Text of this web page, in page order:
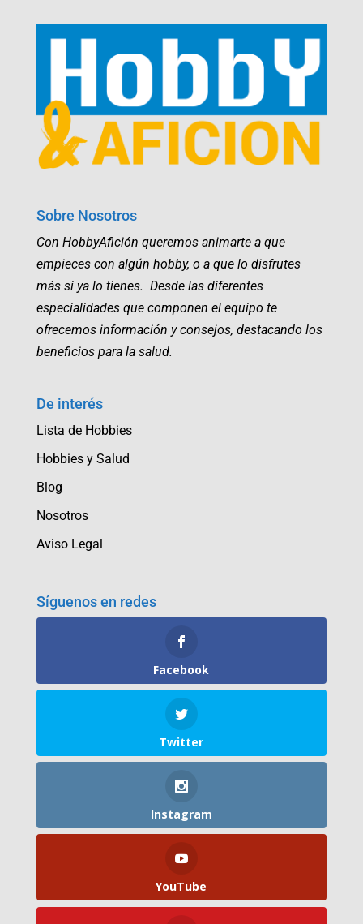
Sobre Nosotros
Con HobbyAfición queremos animarte a que
empieces con algún hobby, o a que lo disfrutes
más si ya lo tienes. Desde las diferentes
especialidades que componen el equipo te
ofrecemos información y consejos, destacando los
beneficios para la salud.
De interés
Lista de Hobbies
Hobbies y Salud
Blog
Nosotros
Aviso Legal
Síguenos en redes
Facebook
Twitter
Instagram
YouTube